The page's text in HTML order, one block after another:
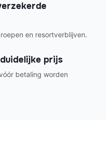
en resortverblijven.
prijs
betaling worden